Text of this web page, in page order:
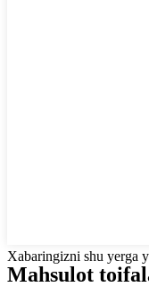
Xabaringizni shu yerga
Mahsulot